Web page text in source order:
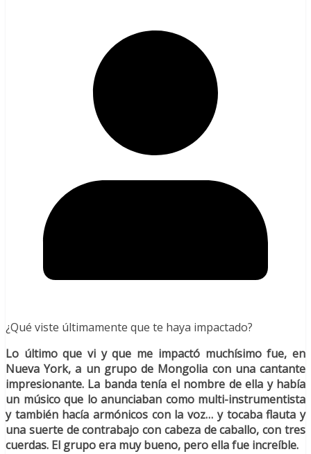
¿Qué viste últimamente que te haya impactado?
Lo último que vi y que me impactó muchísimo fue, en
Nueva York, a un grupo de Mongolia con una cantante
impresionante. La banda tenía el nombre de ella y había
un músico que lo anunciaban como multi-instrumentista
y también hacía armónicos con la voz… y tocaba flauta y
una suerte de contrabajo con cabeza de caballo, con tres
cuerdas. El grupo era muy bueno, pero ella fue increíble.